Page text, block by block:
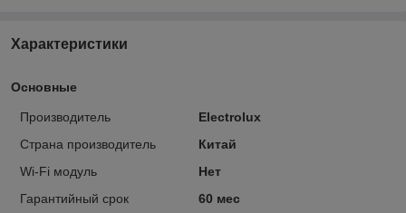
Характеристики
Основные
Производитель
Electrolux
Страна производитель
Китай
Wi-Fi модуль
Нет
Гарантийный срок
60 мес